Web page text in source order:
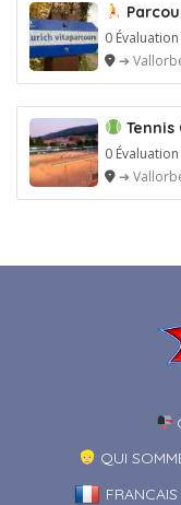
0 Évaluation
➔
Tennis
0 Évaluation
➔
QUI
FRANCAIS